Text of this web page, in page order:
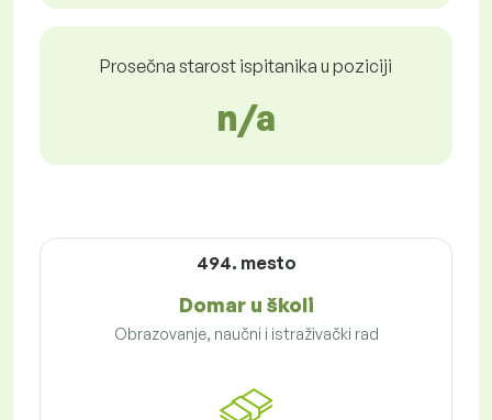
Prosečna starost ispitanika u poziciji
n/a
494. mesto
Domar u školi
Obrazovanje, naučni i istraživački rad